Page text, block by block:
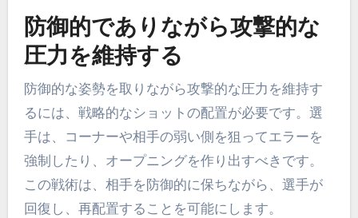
防御的でありながら攻撃的な
圧力を維持する
防御的な姿勢を取りながら攻撃的な圧力を維持す
るには、戦略的なショットの配置が必要です。選
手は、コーナーや相手の弱い側を狙ってエラーを
強制したり、オープニングを作り出すべきです。
この戦術は、相手を防御的に保ちながら、選手が
回復し、再配置することを可能にします。